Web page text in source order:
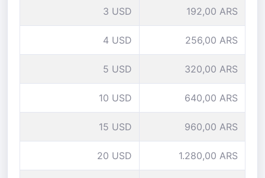
3 USD 192,00 ARS
4 USD 256,00 ARS
5 USD 320,00 ARS
10 USD 640,00 ARS
15 USD 960,00 ARS
20 USD 1.280,00 ARS